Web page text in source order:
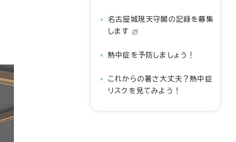
名古屋城現天守閣の記録を募集
します
熱中症を予防しましょう！
これからの暑さ大丈夫？熱中症
リスクを見てみよう！